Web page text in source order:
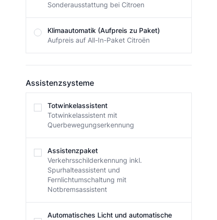
Sonderausstattung bei Citroen
Klimaautomatik (Aufpreis zu Paket)
Aufpreis auf All-In-Paket Citroën
Assistenzsysteme
Totwinkelassistent
Totwinkelassistent mit
Querbewegungserkennung
Assistenzpaket
Verkehrsschilderkennung inkl.
Spurhalteassistent und
Fernlichtumschaltung mit
Notbremsassistent
Automatisches Licht und automatische